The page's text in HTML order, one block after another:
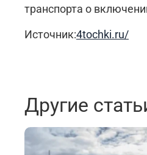
транспорта о
Источник:4tochki.ru/
Другие